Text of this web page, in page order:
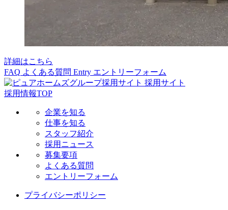
詳細はこちら
FAQ よくある質問 Entry エントリーフォーム
採用サイト
採用情報TOP
企業を知る
仕事を知る
スタッフ紹介
採用ニュース
募集要項
よくある質問
エントリーフォーム
プライバシーポリシー